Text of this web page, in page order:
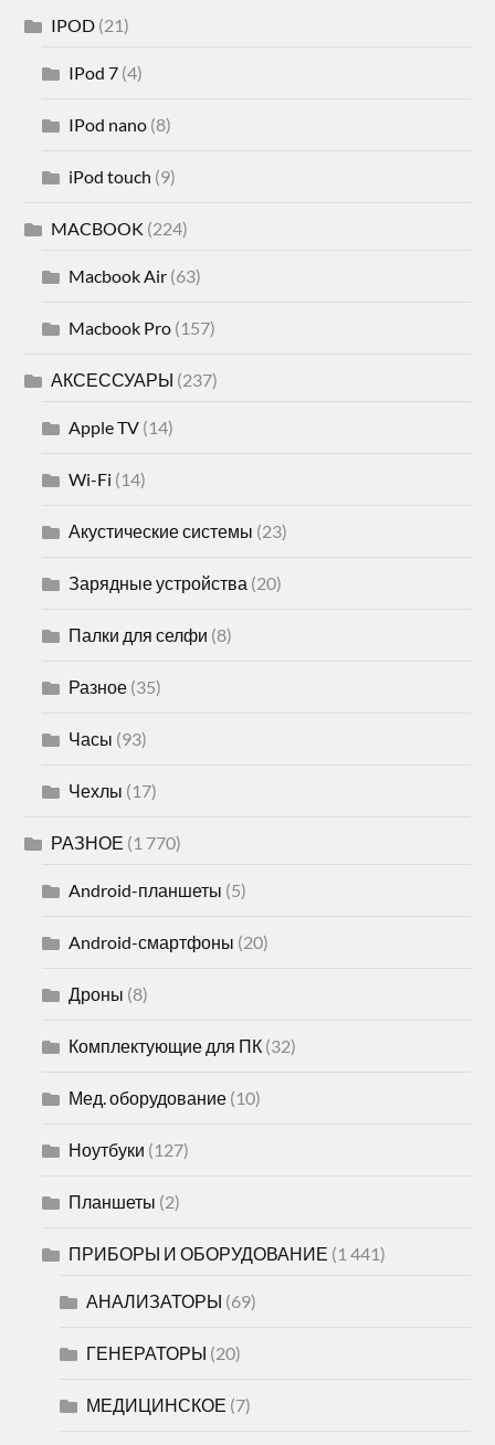
IPOD (21)
IPod 7 (4)
IPod nano (8)
iPod touch (9)
MACBOOK (224)
Macbook Air (63)
Macbook Pro (157)
АКСЕССУАРЫ (237)
Apple TV (14)
Wi-Fi (14)
Акустические системы (23)
Зарядные устройства (20)
Палки для селфи (8)
Разное (35)
Часы (93)
Чехлы (17)
РАЗНОЕ (1 770)
Android-планшеты (5)
Android-смартфоны (20)
Дроны (8)
Комплектующие для ПК (32)
Мед. оборудование (10)
Ноутбуки (127)
Планшеты (2)
ПРИБОРЫ И ОБОРУДОВАНИЕ (1 441)
АНАЛИЗАТОРЫ (69)
ГЕНЕРАТОРЫ (20)
МЕДИЦИНСКОЕ (7)